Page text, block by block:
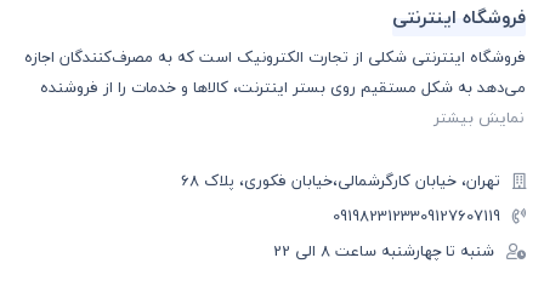
فروشگاه اینترنتی
فروشگاه اینترنتی شکلی از تجارت الکترونیک است که به مصرف‌کنندگان اجازه
می‌دهد به شکل مستقیم روی بستر اینترنت، کالا‌ها و خدمات را از فروشنده
نمایش بیشتر
تهران، خیابان کارگرشمالی،خیابان فکوری، پلاک 68
09127607119
09198231233
شنبه تا چهارشنبه ساعت ۸ الی 22